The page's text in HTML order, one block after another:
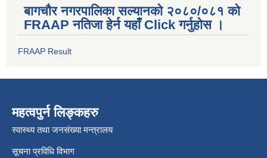
बागचौर नगरपालिका सल्यानको २०८०/०८१ को
FRAAP नतिजा हेर्न यहाँ Click गर्नुहोस ।
FRAAP Result
महत्वपुर्न लिङ्कहरु
स्वास्थ्य तथा जनसंख्या मन्त्रालय
सूचना प्रविधि विभाग